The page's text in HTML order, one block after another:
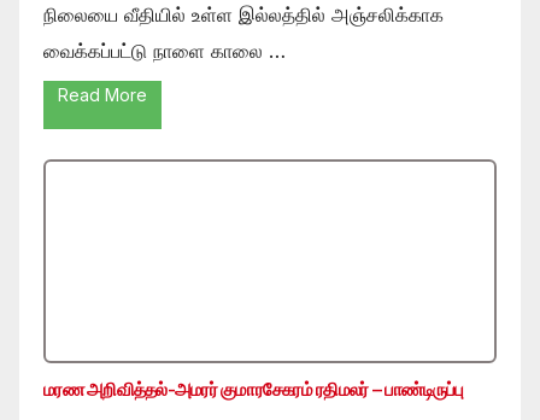
நிலையை வீதியில் உள்ள இல்லத்தில் அஞ்சலிக்காக
வைக்கப்பட்டு நாளை காலை …
Read More
மரண அறிவித்தல்-அமரர் குமாரசேகரம் ரதிமலர் – பாண்டிருப்பு